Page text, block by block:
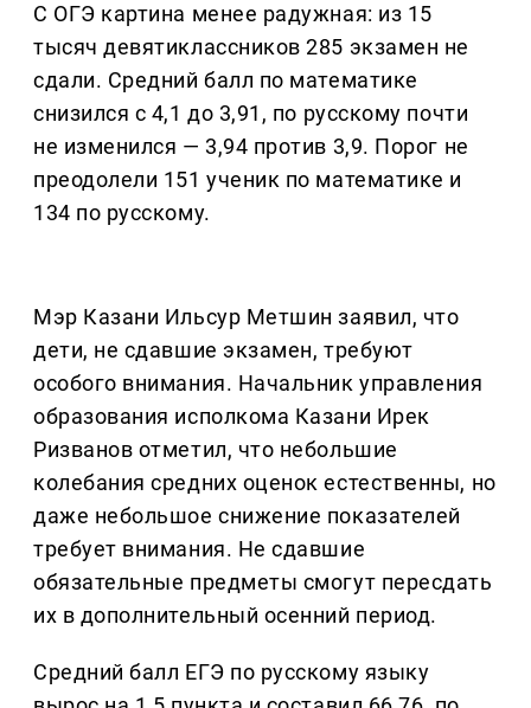
С ОГЭ картина менее радужная: из 15
тысяч девятиклассников 285 экзамен не
сдали. Средний балл по математике
снизился с 4,1 до 3,91, по русскому почти
не изменился — 3,94 против 3,9. Порог не
преодолели 151 ученик по математике и
134 по русскому.
Мэр Казани Ильсур Метшин заявил, что
дети, не сдавшие экзамен, требуют
особого внимания. Начальник управления
образования исполкома Казани Ирек
Ризванов отметил, что небольшие
колебания средних оценок естественны, но
даже небольшое снижение показателей
требует внимания. Не сдавшие
обязательные предметы смогут пересдать
их в дополнительный осенний период.
Средний балл ЕГЭ по русскому языку